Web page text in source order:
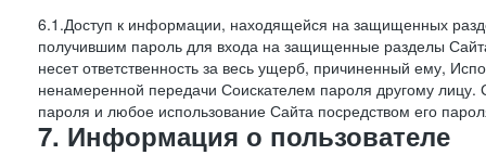
6.1.Доступ к информации, находящейся на защищенных
получившим пароль для входа на защищенные разделы
несет ответственность за весь ущерб, причиненный ему,
ненамеренной передачи Соискателем пароля другому лицу.
пароля и любое использование Сайта посредством его
7. Информация о пользователе